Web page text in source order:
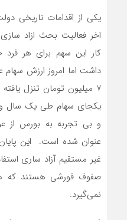
یکی از اقدامات تاریخی
اخر فعالیت بحث ازاد
7 میلیون تومان تنزل
یکجای سهام طی یک سال و
و بی تجربه به بورس از
عنوان شده است. این
غیر مستقیم آزاد ساری
صفوف فورشی هستند که
نمی‌گیرد.